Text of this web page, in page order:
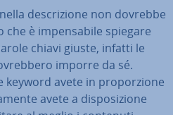
de­scri­zio­ne non dovrebbe
che è im­pen­sa­bi­le spiegare
chiavi giuste, infatti le
imporre da sé.
keyword avete in pro­por­zio­ne
avete a di­spo­si­zio­ne